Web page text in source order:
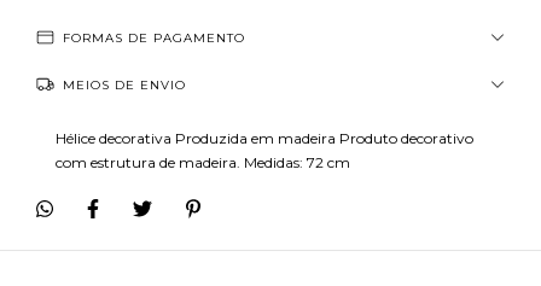
FORMAS DE PAGAMENTO
MEIOS DE ENVIO
Hélice decorativa Produzida em madeira Produto decorativo
com estrutura de madeira. Medidas: 72 cm